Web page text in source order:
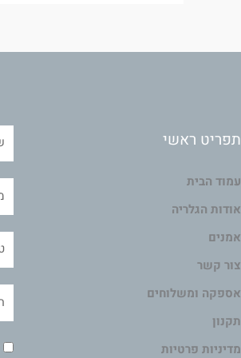
תפריט ראשי
עמוד הבית
אודות הגלריה
אמנים
צור קשר
אספקה ומשלוחים
תקנון
מדיניות פרטיות